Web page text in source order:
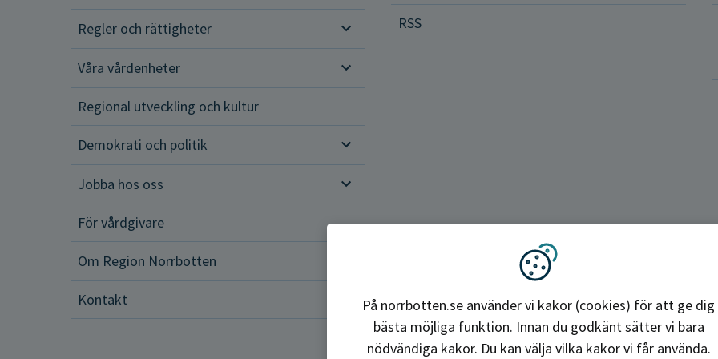
Regler och rättigheter
Regler och rättigheter
Våra vårdenheter
Regional utveckling och kultur
Demokrati och politik
Jobba hos oss
För vårdgivare
Om Region Norrbotten
Kontakt
RSS
Vi använder kakor
På norrbotten.se använder vi kakor (cookies) för att ge dig
bästa möjliga funktion. Innan du godkänt sätter vi bara
nödvändiga kakor. Du kan välja vilka kakor vi får använda.